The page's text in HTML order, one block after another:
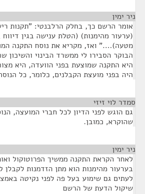
ניר ימין
אומר הרשם כך, בחלק הרלבנטי: "תקנות
(ערעור מהימנות) (הטלת ענישה בגין דיווח
מטעה)...." ואז, מקריא את נוסח התקנה
הבוקר הסבירו לי ממשרד הבינוי והשיכון
היא התקנה שמוצעת בפני הוועדה, היא
היה בפני מועצת הקבלנים, כלומר, כל
סמדר לוי זיזי
גם הוגש לפני הדיון לכל חברי המועצה,
שהוקרא, כמובן.
ניר ימין
לאחר הקראת התקנה ממשיך הפרוטוקול
בערעור מהימנות הוא מתן הזדמנות לקבלן
לעתים גם שימוע בעל פה לפני נקיטה
שיקול הדעת של הרשם